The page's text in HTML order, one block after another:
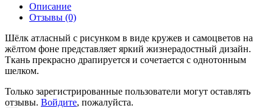
Описание
Отзывы (0)
Шёлк атласный с рисунком в виде кружев и самоцветов на
жёлтом фоне представляет яркий жизнерадостный дизайн.
Ткань прекрасно драпируется и сочетается с однотонным
шелком.
Только зарегистрированные пользователи могут оставлять
отзывы. Войдите, пожалуйста.